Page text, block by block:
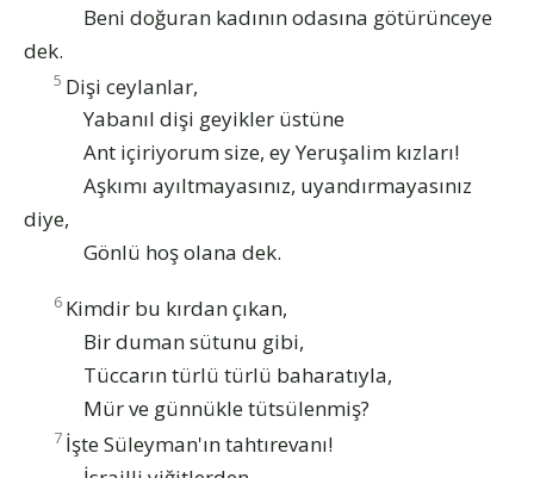
Beni doğuran kadının odasına götürünceye
dek.
5 Dişi ceylanlar,
Yabanıl dişi geyikler üstüne
Ant içiriyorum size, ey Yeruşalim kızları!
Aşkımı ayıltmayasınız, uyandırmayasınız
diye,
Gönlü hoş olana dek.
6 Kimdir bu kırdan çıkan,
Bir duman sütunu gibi,
Tüccarın türlü türlü baharatıyla,
Mür ve günnükle tütsülenmiş?
7 İşte Süleyman'ın tahtırevanı!